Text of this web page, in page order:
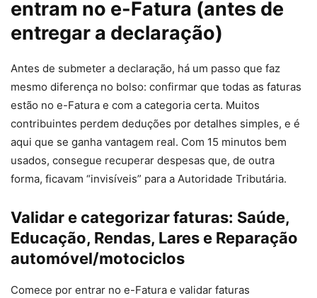
entram no e-Fatura (antes de
entregar a declaração)
Antes de submeter a declaração, há um passo que faz
mesmo diferença no bolso: confirmar que todas as faturas
estão no e-Fatura e com a categoria certa. Muitos
contribuintes perdem deduções por detalhes simples, e é
aqui que se ganha vantagem real. Com 15 minutos bem
usados, consegue recuperar despesas que, de outra
forma, ficavam “invisíveis” para a Autoridade Tributária.
Validar e categorizar faturas: Saúde,
Educação, Rendas, Lares e Reparação
automóvel/motociclos
Comece por entrar no e-Fatura e validar faturas